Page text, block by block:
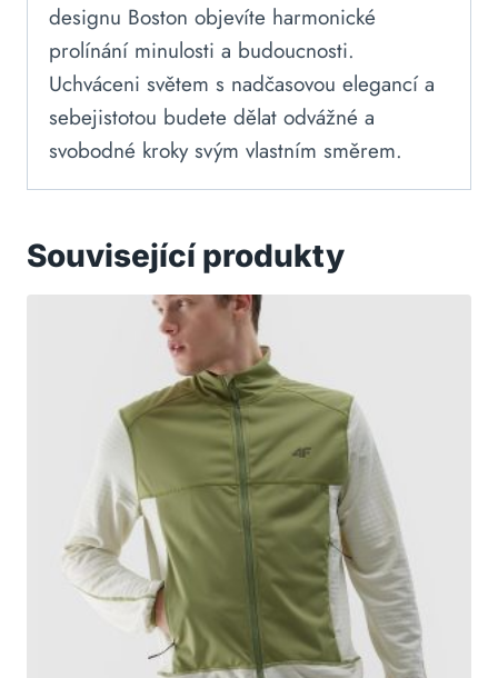
designu Boston objevíte harmonické
prolínání minulosti a budoucnosti.
Uchváceni světem s nadčasovou elegancí a
sebejistotou budete dělat odvážné a
svobodné kroky svým vlastním směrem.
Související produkty